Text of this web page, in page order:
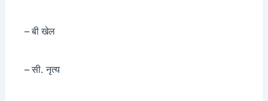
– बी खेल
– सी. नृत्य